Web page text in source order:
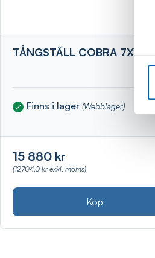
TÅNGSTÄLL COBRA 7X3ST
Finns i lager (Webblager)
15 880 kr
(12704.0 kr exkl. moms)
Köp